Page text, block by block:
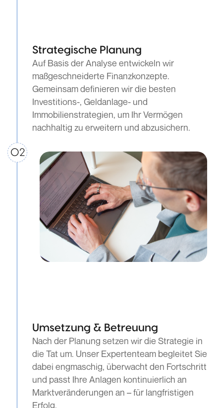
02
Strategische Planung
Auf Basis der Analyse entwickeln wir
maßgeschneiderte Finanzkonzepte.
Gemeinsam definieren wir die besten
Investitions-, Geldanlage- und
Immobilienstrategien, um Ihr Vermögen
nachhaltig zu erweitern und abzusichern.
Umsetzung & Betreuung
Nach der Planung setzen wir die Strategie in
die Tat um. Unser Expertenteam begleitet Sie
dabei engmaschig, überwacht den Fortschritt
und passt Ihre Anlagen kontinuierlich an
Marktveränderungen an – für langfristigen
Erfolg.